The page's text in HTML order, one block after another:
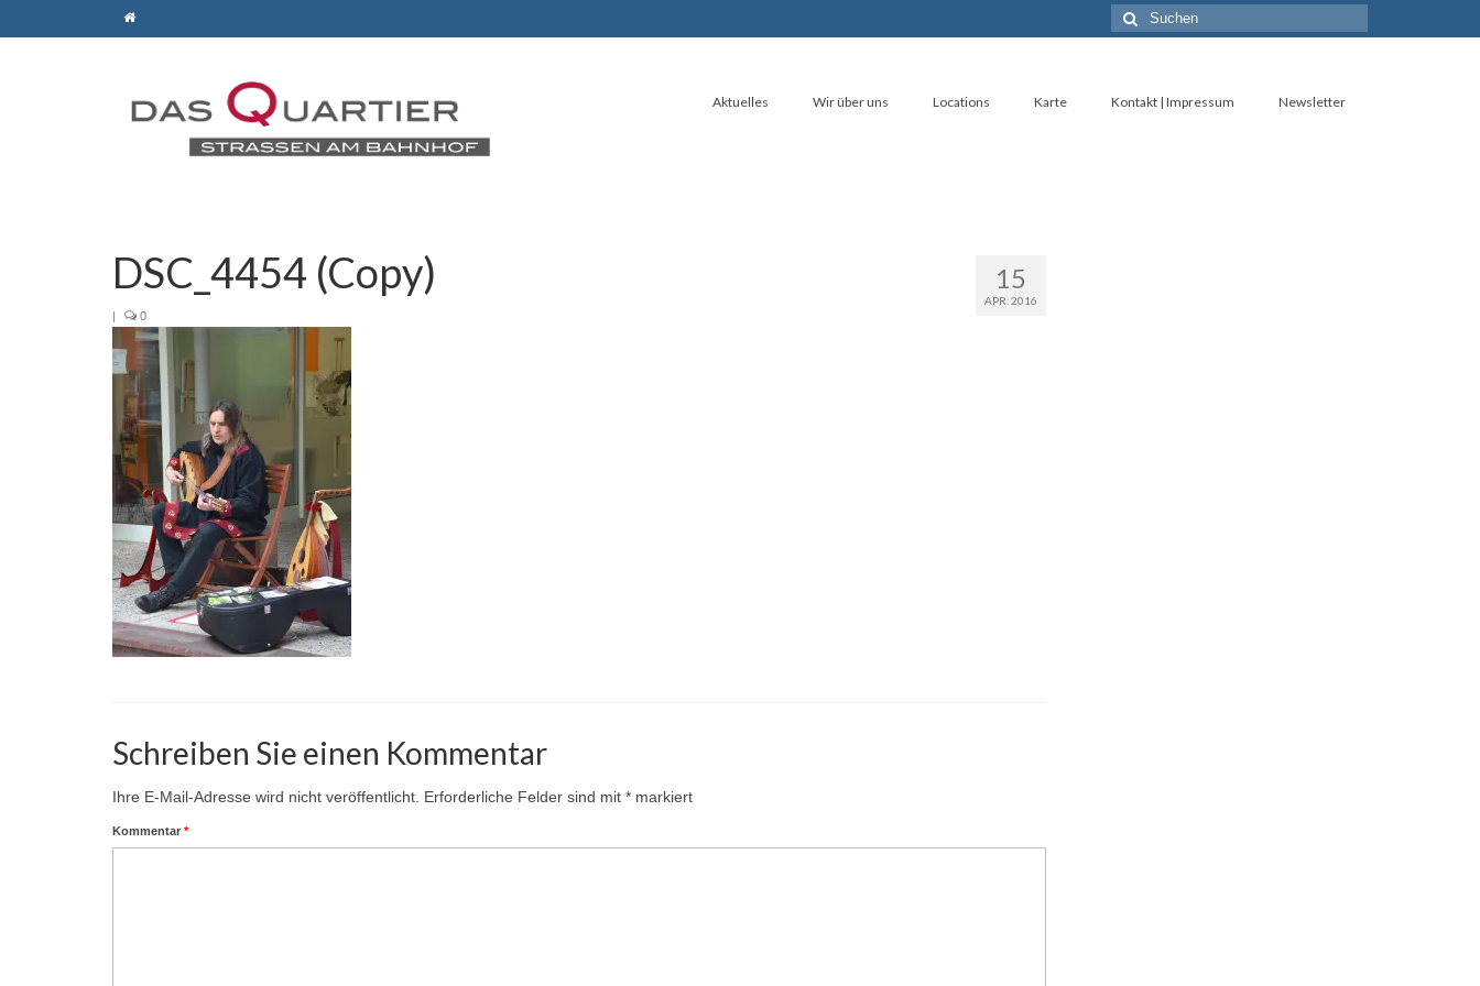
Suche
nach:
Aktuelles Wir über uns Locations Karte Kontakt | Impressum Newsletter
15
APR. 2016
DSC_4454 (Copy)
| 0
Schreiben Sie einen Kommentar
Ihre E-Mail-Adresse wird nicht veröffentlicht. Erforderliche Felder sind mit * markiert
Kommentar *